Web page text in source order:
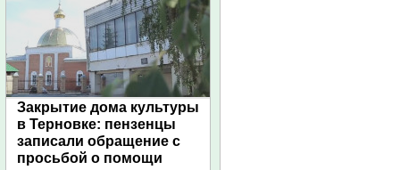
Закрытие дома культуры
в Терновке: пензенцы
записали обращение с
просьбой о помощи